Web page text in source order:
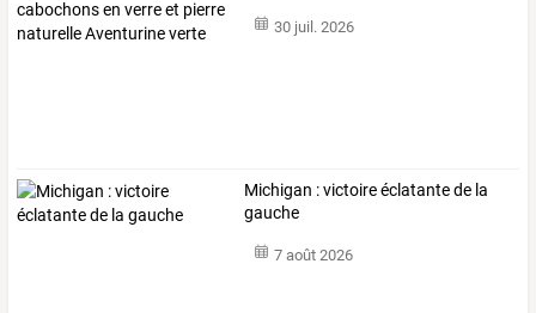
30 juil. 2026
Michigan : victoire éclatante de la
gauche
7 août 2026